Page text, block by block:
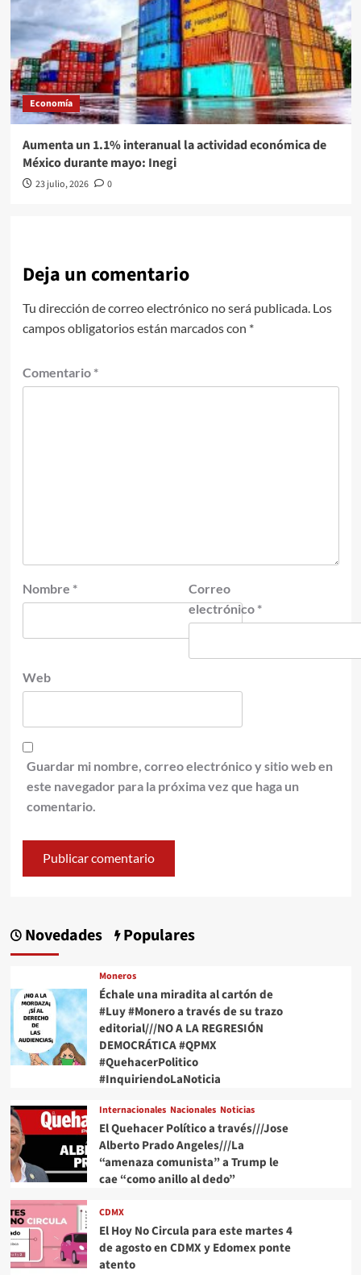
Economía
Aumenta un 1.1% interanual la actividad económica de
México durante mayo: Inegi
23 julio, 2026 0
Deja un comentario
Tu dirección de correo electrónico no será publicada. Los
campos obligatorios están marcados con *
Comentario *
Nombre *
Correo
electrónico *
Web
Guardar mi nombre, correo electrónico y sitio web en
este navegador para la próxima vez que haga un
comentario.
Novedades Populares
Moneros
Échale una miradita al cartón de
#Luy #Monero a través de su trazo
editorial///NO A LA REGRESIÓN
DEMOCRÁTICA #QPMX
#QuehacerPolitico
#InquiriendoLaNoticia
Internacionales Nacionales Noticias
El Quehacer Político a través///Jose
Alberto Prado Angeles///La
“amenaza comunista” a Trump le
cae “como anillo al dedo”
CDMX
El Hoy No Circula para este martes 4
de agosto en CDMX y Edomex ponte
atento